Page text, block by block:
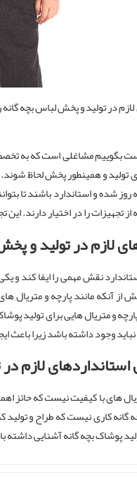
در تولید و پخش لباس بچه
بگوییم مشاغلی است که به
تولید و همینطور پخش لحاظ
شده و استاندارد باشند تا
از تجهیزات را در اختیار
لازم در تولید و
نقش مهمی را ایفا کند و
از آنکه مانند پارچه و
و متریال هایی برای تولید
وجود داشته باشد زیرا
لازم
های با کیفیت نیست که حائز
کاری نیست که طراح و
پوشاک بچه گانه آشنایی